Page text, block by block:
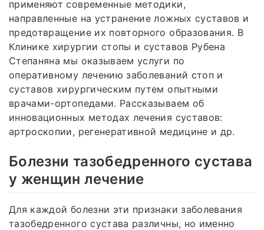
применяют современные методики,
направленные на устранение ложных суставов и
предотвращение их повторного образования. В
Клинике хирургии стопы и суставов Рубена
Степаняна мы оказываем услуги по
оперативному лечению заболеваний стоп и
суставов хирургическим путем опытными
врачами-ортопедами. Рассказываем об
инновационных методах лечения суставов:
артроскопии, регенеративной медицине и др.
Болезни тазобедренного сустава
у женщин лечение
Для каждой болезни эти признаки заболевания
тазобедренного сустава различны, но именно